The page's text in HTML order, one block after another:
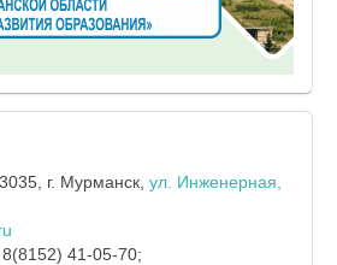
г. Мурманск, ул. Инженерная,
41-05-70;